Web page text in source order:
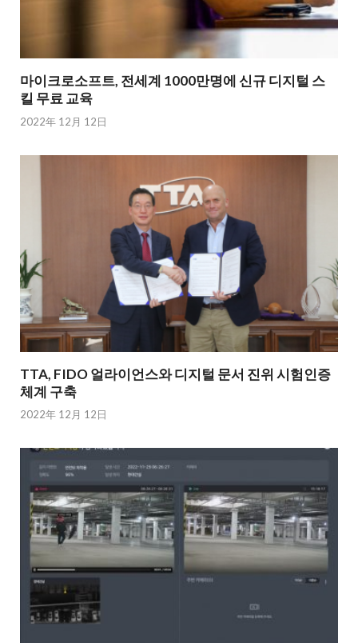
마이크로소프트, 전세계 1000만명에 신규 디지털 스
킬 무료 교육
2022年 12月 12日
TTA, FIDO 얼라이언스와 디지털 문서 진위 시험인증
체계 구축
2022年 12月 12日